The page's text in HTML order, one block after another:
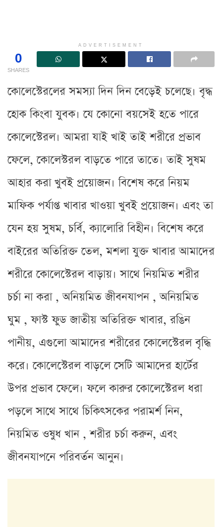
ADVERTISEMENT
0
SHARES
কোলেস্টেরলের সমস্যা দিন দিন বেড়েই চলেছে। বৃদ্ধ
হোক কিংবা যুবক। যে কোনো বয়সেই হতে পারে
কোলেস্টেরল। আমরা যাই খাই তাই শরীরে প্রভাব
ফেলে, কোলেস্টরল বাড়তে পারে তাতে। তাই সুষম
আহার করা খুবই প্রয়োজন। বিশেষ করে নিয়ম
মাফিক পর্যাপ্ত খাবার খাওয়া খুবই প্রয়োজন। এবং তা
যেন হয় সুষম, চর্বি, ক্যালোরি বিহীন। বিশেষ করে
বাইরের অতিরিক্ত তেল, মশলা যুক্ত খাবার আমাদের
শরীরে কোলেস্টেরল বাড়ায়। সাথে নিয়মিত শরীর
চর্চা না করা , অনিয়মিত জীবনযাপন , অনিয়মিত
ঘুম , ফাস্ট ফুড জাতীয় অতিরিক্ত খাবার, রঙিন
পানীয়, এগুলো আমাদের শরীরের কোলেস্টেরল বৃদ্ধি
করে। কোলেস্টেরল বাড়লে সেটি আমাদের হার্টের
উপর প্রভাব ফেলে। ফলে কারুর কোলেস্টেরল ধরা
পড়লে সাথে সাথে চিকিৎসকের পরামর্শ নিন,
নিয়মিত ওষুধ খান , শরীর চর্চা করুন, এবং
জীবনযাপনে পরিবর্তন আনুন।